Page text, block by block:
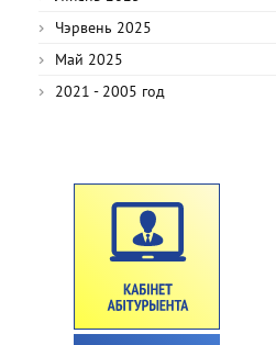
Чэрвень 2025
Май 2025
2021 - 2005 год